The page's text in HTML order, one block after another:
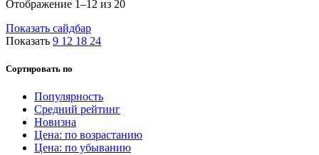
Отображение 1–12 из 20
Показать сайдбар
Показать 9 12 18 24
Сортировать по
Популярность
Средний рейтинг
Новизна
Цена: по возрастанию
Цена: по убыванию